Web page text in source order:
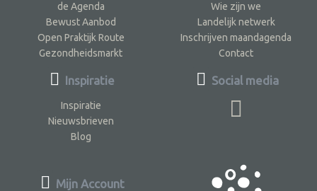
de Agenda
Bewust Aanbod
Open Praktijk Route
Gezondheidsmarkt
Inspiratie
Inspiratie
Nieuwsbrieven
Blog
Wie zijn we
Landelijk netwerk
Inschrijven maandagenda
Contact
Social media
Mijn Account